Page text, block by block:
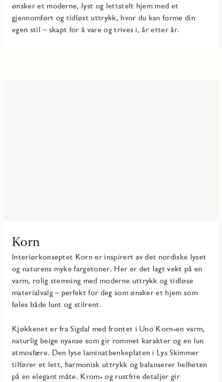
ønsker et moderne, lyst og lettstelt hjem med et
gjennomført og tidløst uttrykk, hvor du kan forme din
egen stil – skapt for å vare og trives i, år etter år.
Korn
Interiørkonseptet Korn er inspirert av det nordiske lyset
og naturens myke fargetoner. Her er det lagt vekt på en
varm, rolig stemning med moderne uttrykk og tidløse
materialvalg – perfekt for deg som ønsker et hjem som
føles både lunt og stilrent.
Kjøkkenet er fra Sigdal med frontet i Uno Korn-en varm,
naturlig beige nyanse som gir rommet karakter og en lun
atmosfære. Den lyse laminatbenkeplaten i Lys Skimmer
tilfører et lett, harmonisk uttrykk og balanserer helheten
på en elegant måte. Krom- og rustfrie detaljer gir